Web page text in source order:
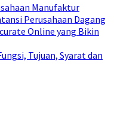
Manufaktur
Perusahaan Dagang
Online yang Bikin
Tujuan, Syarat dan